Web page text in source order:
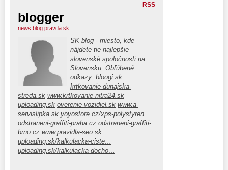
RSS
blogger
news.blog.pravda.sk
SK blog - miesto, kde
nájdete tie najlepšie
slovenské spoločnosti na
Slovensku. Obľúbené
odkazy: bloogi.sk
krtkovanie-dunajska-
streda.sk www.krtkovanie-nitra24.sk
uploading.sk overenie-vozidiel.sk www.a-
servislipka.sk yoyostore.cz/xps-polystyren
odstraneni-graffiti-praha.cz odstraneni-graffiti-
brno.cz www.pravidla-seo.sk
uploading.sk/kalkulacka-ciste…
uploading.sk/kalkulacka-docho…